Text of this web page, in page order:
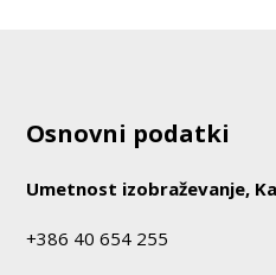
Osnovni podatki
Umetnost izobraževanje,
+386 40 654 255